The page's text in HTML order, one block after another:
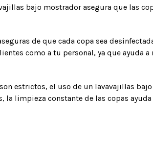
bajo mostrador asegura que las
de que cada copa sea
como a tu personal, ya que ayuda a
estrictos, el uso de un lavavajillas
limpieza constante de las copas